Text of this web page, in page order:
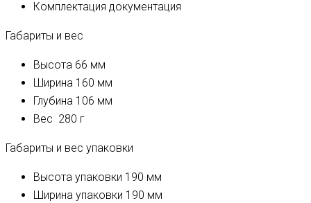
Комплектация документация
Габариты и вес
Высота 66 мм
Ширина 160 мм
Глубина 106 мм
Вес 280 г
Габариты и вес упаковки
Высота упаковки 190 мм
Ширина упаковки 190 мм